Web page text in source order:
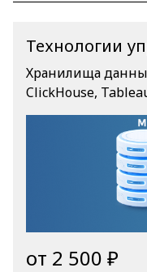
Технологии
Хранилища
от 2 500 ₽